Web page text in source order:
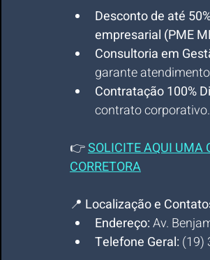
Desconto de até
empresarial (PME
Consultoria em
garante
Contratação 100%
contrato corporativo.
👉 SOLICITE AQUI UMA
CORRETORA
📍 Localização e
Endereço: Av.
Telefone Geral: (19)